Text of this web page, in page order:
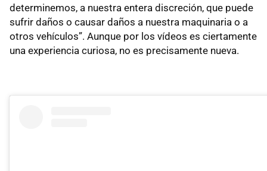
determinemos, a nuestra entera discreción, que puede
sufrir daños o causar daños a nuestra maquinaria o a
otros vehículos”. Aunque por los vídeos es ciertamente
una experiencia curiosa, no es precisamente nueva.